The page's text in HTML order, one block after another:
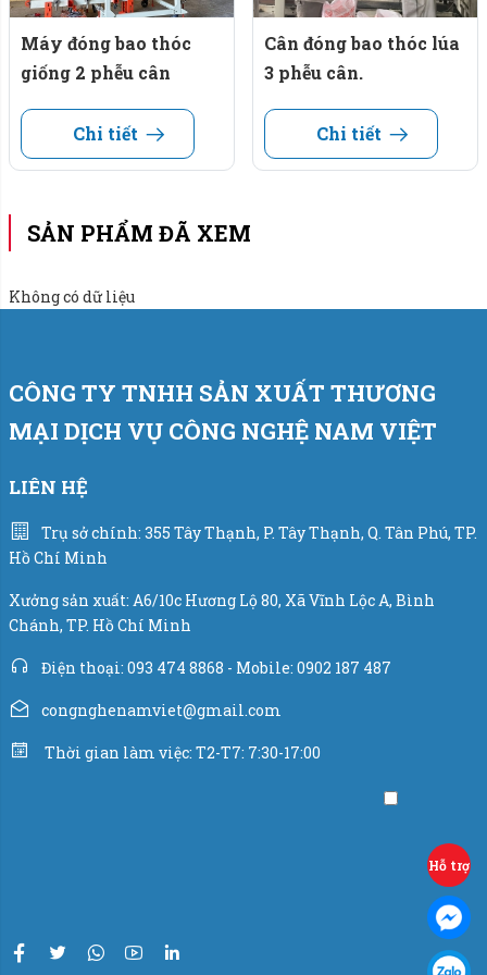
Nguồn điện sử dụng: 220V/50Hz/3phase.
Hệ điều khiển: PLC và màn hình HMI.
doanh nghiệp, hộ sản xuất thóc lúa quy mô nhỏ, lẻ nhu
Thiết bị điện:
Bộ chỉ thị cân điện tử (đầu cân) hãng Laumas -
Xy lanh khí nén hãng Airtac - Đài Loan.
Thiết bị đi kèm tùy chọn:thùng chứa và băng tải cấp
sở hữu chiếccân đóng bao thóc lúa
Cùng xem video clip máy hoạt động nhé.
Máy đóng bao thóc
giống 2 phễu cân
Chi tiết
Cân đóng bao thóc lúa
3 phễu cân.
Chi tiết
SẢN PHẨM ĐÃ XEM
Không có dữ liệu
CÔNG TY TNHH SẢN XUẤT THƯƠNG
MẠI DỊCH VỤ CÔNG NGHỆ NAM VIỆT
LIÊN HỆ
Trụ sở chính: 355 Tây Thạnh, P. Tây Thạnh, Q. Tân Phú, TP.
Hồ Chí Minh
Xưởng sản xuất: A6/10c Hương Lộ 80, Xã Vĩnh Lộc A, Bình
Chánh, TP. Hồ Chí Minh
Điện thoại: 093 474 8868 - Mobile: 0902 187 487
congnghenamviet@gmail.com
Thời gian làm việc: T2-T7: 7:30-17:00
Hỗ trợ